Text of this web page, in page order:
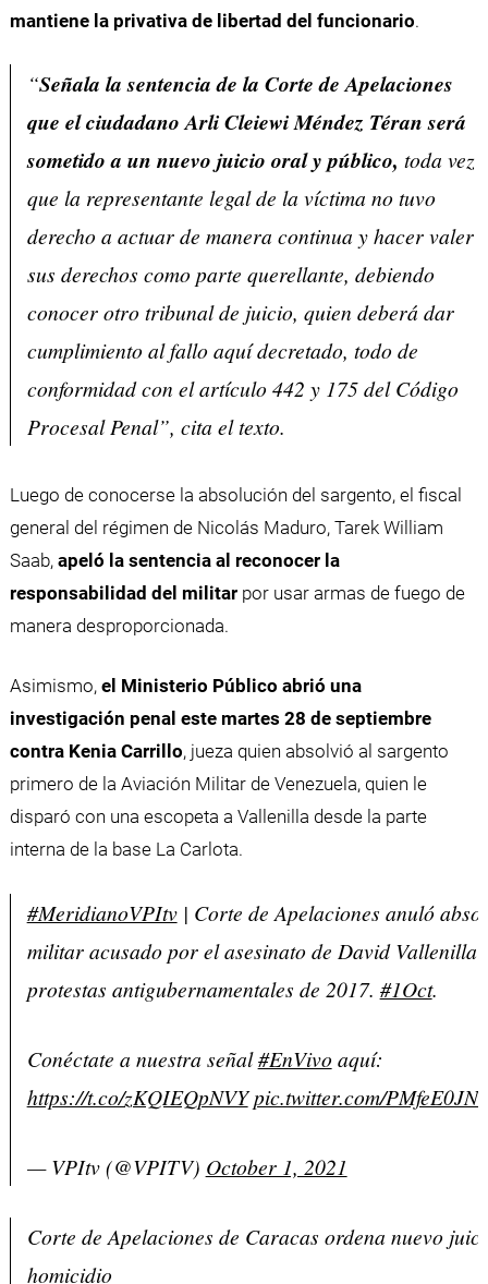
mantiene la privativa de libertad del funcionario.
“Señala la sentencia de la Corte de Apelaciones
que el ciudadano Arli Cleiewi Méndez Téran será
sometido a un nuevo juicio oral y público, toda vez
que la representante legal de la víctima no tuvo
derecho a actuar de manera continua y hacer valer
sus derechos como parte querellante, debiendo
conocer otro tribunal de juicio, quien deberá dar
cumplimiento al fallo aquí decretado, todo de
conformidad con el artículo 442 y 175 del Código
Procesal Penal”, cita el texto.
Luego de conocerse la absolución del sargento, el fiscal
general del régimen de Nicolás Maduro, Tarek William
Saab, apeló la sentencia al reconocer la
responsabilidad del militarpor usar armas de fuego de
manera desproporcionada.
Asimismo,el Ministerio Público abrió una
investigación penal este martes 28 de septiembre
contra Kenia Carrillo, jueza quien absolvió al sargento
primero de la Aviación Militar de Venezuela, quien le
disparó con una escopeta a Vallenilla desde la parte
interna de la base La Carlota.
#MeridianoVPItv| Corte de Apelaciones anuló
militar acusado por el asesinato de David Vallenilla
protestas antigubernamentales de 2017. #1Oct.
Conéctate a nuestra señal#EnVivo aquí:
https://t.co/zKQIEQpNVY pic.twitter.com/
— VPItv (@VPITV) October 1, 2021
Corte de Apelaciones de Caracas ordena nuevo
homicidio